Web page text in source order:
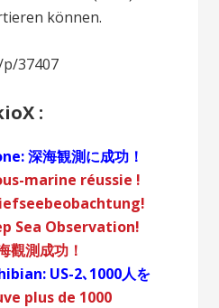
können.
37407
:
深海観測に成功！
marine réussie !
Sea Observation!
觀測成功！
US-2､1000人を
plus de 1000